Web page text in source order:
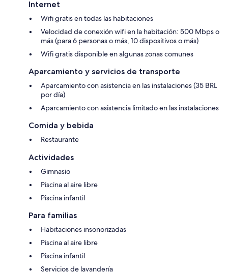
Internet
Wifi gratis en todas las habitaciones
Velocidad de conexión wifi en la habitación: 500 Mbps o
más (para 6 personas o más, 10 dispositivos o más)
Wifi gratis disponible en algunas zonas comunes
Aparcamiento y servicios de transporte
Aparcamiento con asistencia en las instalaciones (35 BRL
por día)
Aparcamiento con asistencia limitado en las instalaciones
Comida y bebida
Restaurante
Actividades
Gimnasio
Piscina al aire libre
Piscina infantil
Para familias
Habitaciones insonorizadas
Piscina al aire libre
Piscina infantil
Servicios de lavandería